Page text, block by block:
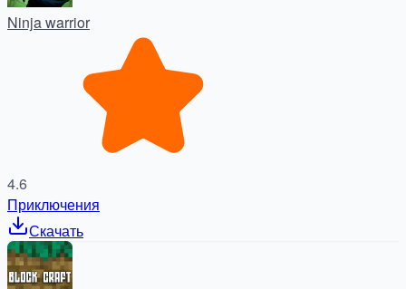
Ninja warrior
4.6
Приключения
Скачать